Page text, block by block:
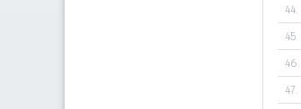
44.
45.
46.
47.